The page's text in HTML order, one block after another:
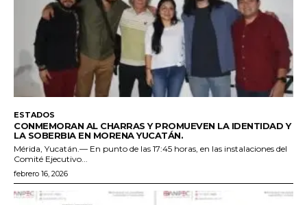
ESTADOS
CONMEMORAN AL CHARRAS Y PROMUEVEN LA IDENTIDAD Y
LA SOBERBIA EN MORENA YUCATÁN.
Mérida, Yucatán.— En punto de las 17:45 horas, en las instalaciones del
Comité Ejecutivo...
febrero 16, 2026